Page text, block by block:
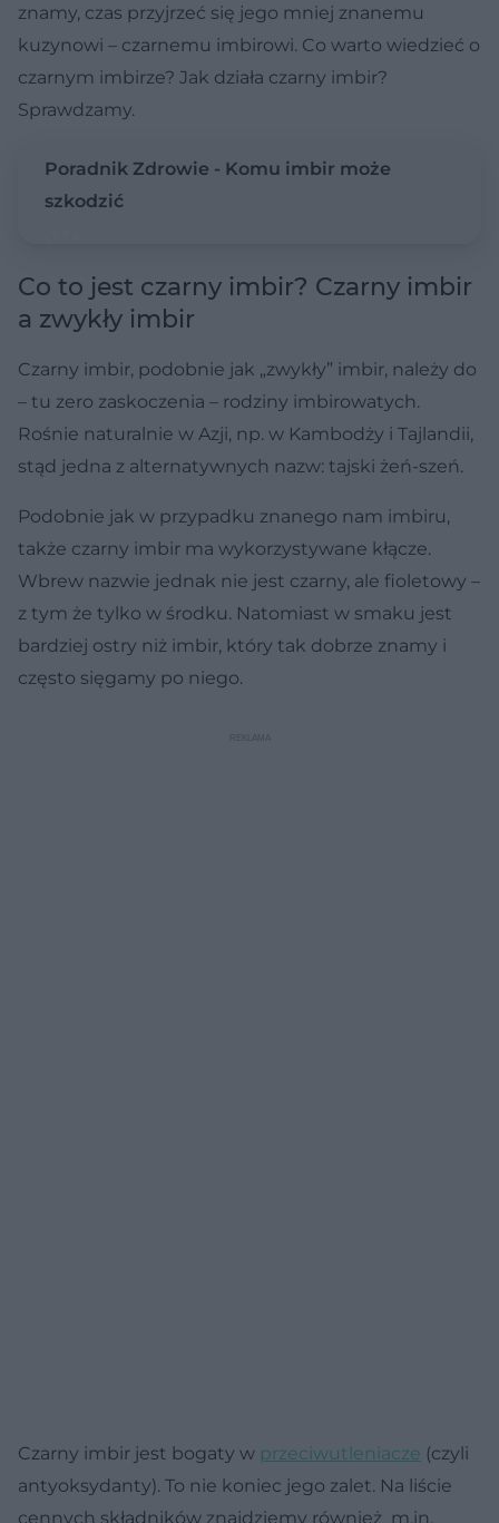
znamy, czas przyjrzeć się jego mniej znanemu
kuzynowi – czarnemu imbirowi. Co warto wiedzieć o
czarnym imbirze? Jak działa czarny imbir?
Sprawdzamy.
Poradnik Zdrowie - Komu imbir może
szkodzić
Co to jest czarny imbir? Czarny imbir
a zwykły imbir
Czarny imbir, podobnie jak „zwykły” imbir, należy do
– tu zero zaskoczenia – rodziny imbirowatych.
Rośnie naturalnie w Azji, np. w Kambodży i Tajlandii,
stąd jedna z alternatywnych nazw: tajski żeń-szeń.
Podobnie jak w przypadku znanego nam imbiru,
także czarny imbir ma wykorzystywane kłącze.
Wbrew nazwie jednak nie jest czarny, ale fioletowy –
z tym że tylko w środku. Natomiast w smaku jest
bardziej ostry niż imbir, który tak dobrze znamy i
często sięgamy po niego.
Czarny imbir jest bogaty w przeciwutleniacze (czyli
antyoksydanty). To nie koniec jego zalet. Na liście
cennych składników znajdziemy również m.in.